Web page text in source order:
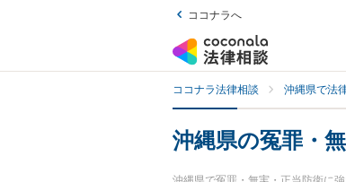
ココナラへ
ココナラ法律相談 沖縄県で法
沖縄県の冤罪・